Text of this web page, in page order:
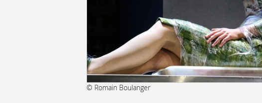
© Romain Boulanger